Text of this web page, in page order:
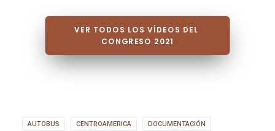
VER TODOS LOS VÍDEOS DEL
CONGRESO 2021
AUTOBUS CENTROAMERICA DOCUMENTACIÓN